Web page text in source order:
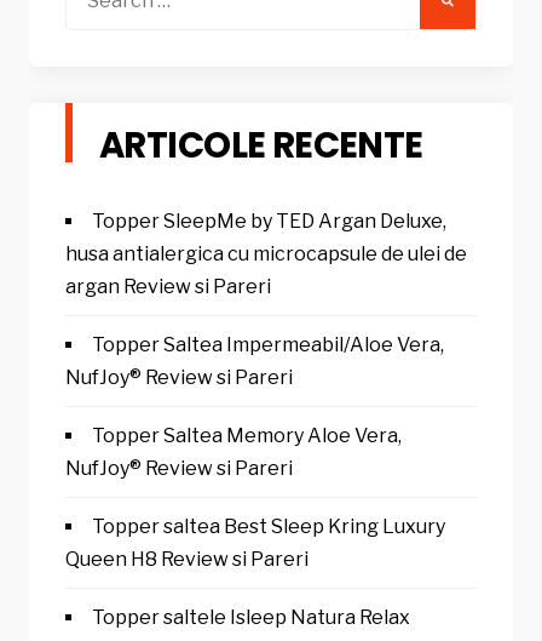
ARTICOLE RECENTE
Topper SleepMe by TED Argan Deluxe,
husa antialergica cu microcapsule de ulei de
argan Review si Pareri
Topper Saltea Impermeabil/Aloe Vera,
NufJoy® Review si Pareri
Topper Saltea Memory Aloe Vera,
NufJoy® Review si Pareri
Topper saltea Best Sleep Kring Luxury
Queen H8 Review si Pareri
Topper saltele Isleep Natura Relax